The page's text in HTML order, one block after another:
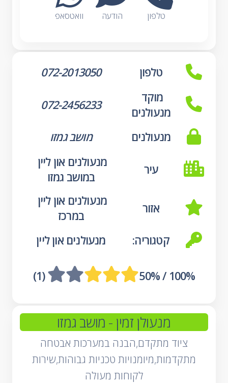
טלפון הודעה וואטסאפ
טלפון
072-2013050
מנעולנים
072-2456233
מנעולנים מושב גמזו
עיר
במושב גמזו
אזור
במרכז
קטגוריה:
מנעולנים און ליין
100% / 50%
(1)
מנעולן זמין - מושב גמזו
ציוד מתקדם,הבנה במערכות אבטחה
מתקדמות,מיומנויות טכניות גבוהות,שירות
לקוחות מעולה